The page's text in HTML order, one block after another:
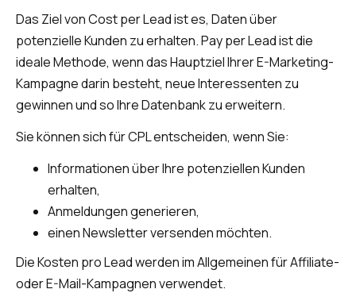
Das Ziel von Cost per Lead ist es, Daten über
potenzielle Kunden zu erhalten. Pay per Lead ist die
ideale Methode, wenn das Hauptziel Ihrer E-Marketing-
Kampagne darin besteht, neue Interessenten zu
gewinnen und so Ihre Datenbank zu erweitern.
Sie können sich für CPL entscheiden, wenn Sie:
Informationen über Ihre potenziellen Kunden
erhalten,
Anmeldungen generieren,
einen Newsletter versenden möchten.
Die Kosten pro Lead werden im Allgemeinen für Affiliate-
oder E-Mail-Kampagnen verwendet.